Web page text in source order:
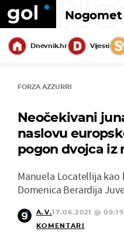
Nogomet
Dnevnik.hr Vijesti
FORZA AZZURRI
Neočekivani
naslovu
pogon dvojca iz
Manuela Locatellija
Domenica Berardija
A.V.17.06.2021 @ 09:19
KOMENTARI